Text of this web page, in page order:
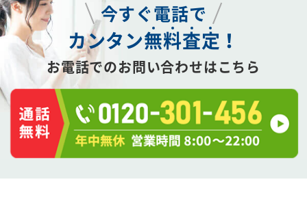
今すぐ電話で
カンタン無料査定 ！
お電話でのお問い合わせはこちら